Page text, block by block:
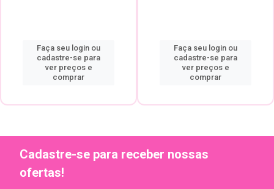
Faça seu login ou
cadastre-se para
ver preços e
comprar
Faça seu login ou
cadastre-se para
ver preços e
comprar
Cadastre-se para receber nossas
ofertas!